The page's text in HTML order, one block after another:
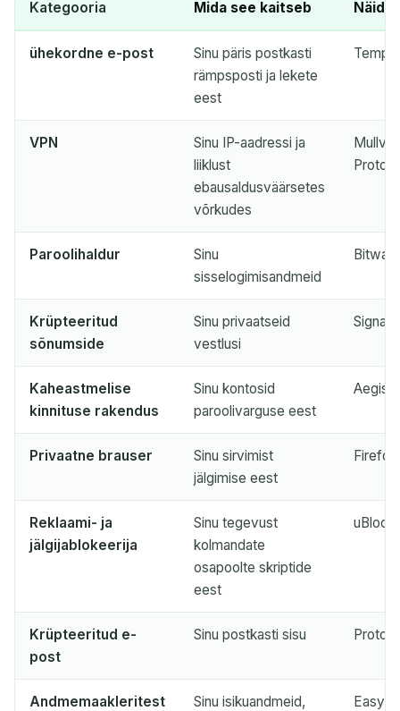
Värskenda
Järgmine värskendus toimub15sekundit
TEEMA TEGEVUS
Ootame sissetulevaid e-kirju...
Värskenda
Kategooria Mida see kaitseb
ühekordne e-post
Sinu päris postkasti
rämpsposti ja lekete
eest
VPN
Sinu IP-aadressi ja
liiklust
ebausaldusväärsetes
võrkudes
Paroolihaldur
Sinu
sisselogimisandmeid
Krüpteeritud
sõnumside
Sinu privaatseid
vestlusi
Signal
Kaheastmelise
kinnituse rakendus
Sinu kontosid
paroolivarguse eest
Aegis,
Privaatne brauser
Sinu sirvimist
jälgimise eest
Reklaami- ja
jälgijablokeerija
Sinu tegevust
kolmandate
osapoolte skriptide
eest
uBlock
Krüpteeritud e-
post
Sinu postkasti sisu Proton
Andmemaakleritest
Sinu isikuandmeid,